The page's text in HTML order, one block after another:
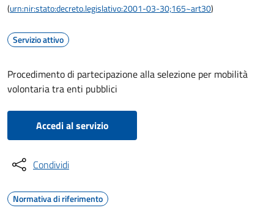
(urn:nir:stato:decreto.legislativo:2001-03-30;165~art30)
Servizio attivo
Procedimento di partecipazione alla selezione per mobilità
volontaria tra enti pubblici
Accedi al servizio
Condividi
Normativa di riferimento